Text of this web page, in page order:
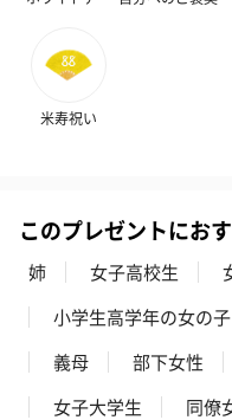
リラックスグッズ
リラックスグッズを同梱し
かき氷入浴剤4点セット
（ブルー）（748円）
米寿祝い
このプレゼントにお
姉 女子高校生
小学生高学年の女の子
義母
部下女性
女子大学生
同僚